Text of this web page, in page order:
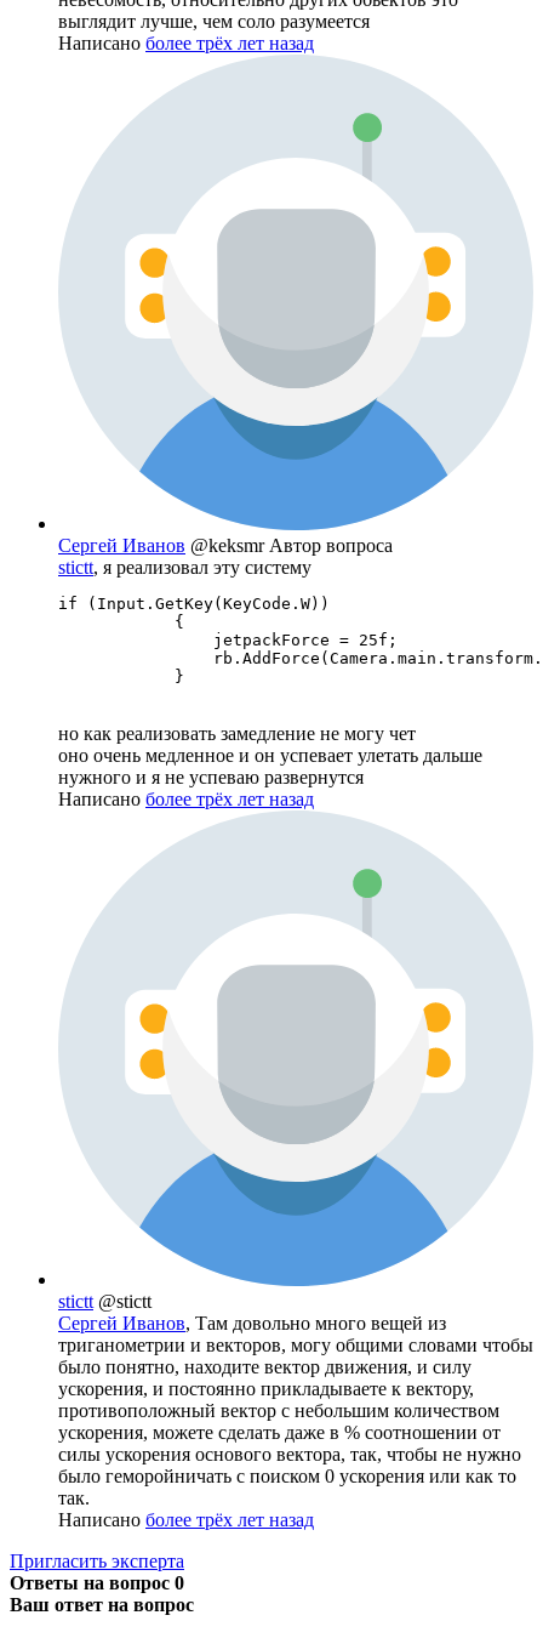
выглядит лучше, чем соло разумеется
Написано более трёх лет назад
Сергей Иванов @keksmr Автор вопроса
stictt, я реализовал эту систему
if (Input.GetKey(KeyCode.W))
            {
                jetpackForce = 25f;
            }
но как реализовать замедление не могу чет
оно очень медленное и он успевает улетать дальше
нужного и я не успеваю развернутся
Написано более трёх лет назад
stictt @stictt
Сергей Иванов, Там довольно много вещей из
триганометрии и векторов, могу общими словами чтобы
было понятно, находите вектор движения, и силу
ускорения, и постоянно прикладываете к вектору,
противоположный вектор с небольшим количеством
ускорения, можете сделать даже в % соотношении от
силы ускорения основого вектора, так, чтобы не нужно
было геморойничать с поиском 0 ускорения или как то
так.
Написано более трёх лет назад
Пригласить эксперта
Ответы на вопрос 0
Ваш ответ на вопрос